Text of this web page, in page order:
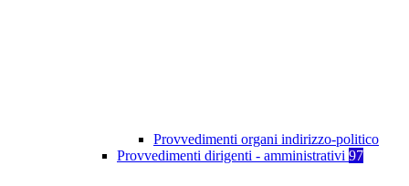
Provvedimenti organi indirizzo-politico
Provvedimenti dirigenti - amministrativi 97